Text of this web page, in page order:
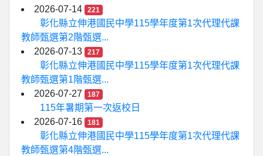
2026-07-14
221
彰化縣立伸港國民中學115學年度第1次代理代課
教師甄選第2階甄選...
2026-07-13
217
彰化縣立伸港國民中學115學年度第1次代理代課
教師甄選第1階甄選...
2026-07-27
187
115年暑期第一次返校日
2026-07-16
181
彰化縣立伸港國民中學115學年度第1次代理代課
教師甄選第4階甄選...